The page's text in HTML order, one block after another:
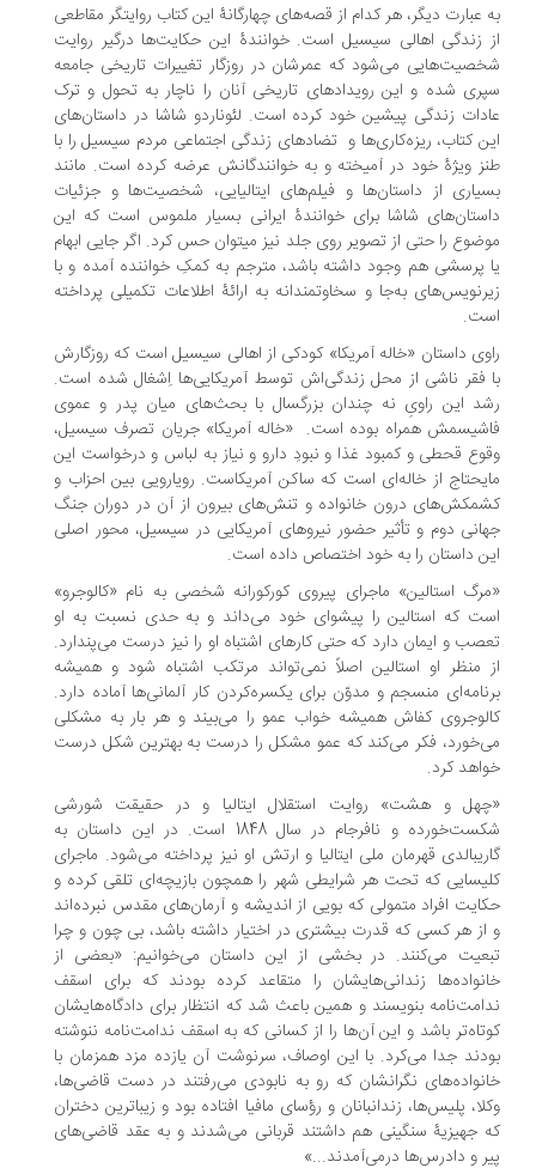
عبارت دیگر، هر کدام از قصه‌های چهارگانۀ این کتاب روایتگر مقاطعی
زندگی اهالی سیسیل است. خوانندۀ این حکایت‌ها درگیر روایت
می‌شود که عمرشان در روزگار تغییرات تاریخی جامعه‌
شده و این رویدادهای تاریخی آنان را ناچار به تحول و ترک
زندگی پیشین خود کرده است. لئوناردو شاشا در داستان‌های
کتاب، ریزه‌کاری‌ها و تضادهای زندگی اجتماعی مردم سیسیل را با
ویژۀ خود در آمیخته و به خوانندگانش عرضه کرده است. مانند
از داستان‌ها و فیلم‌های ایتالیایی، شخصیت‌ها و جزئیات
شاشا برای خوانندۀ ایرانی بسیار ملموس است که این
موضوع را حتی از تصویر روی جلد نیز می‎توان حس کرد. اگر جایی ابهام
پرسشی هم وجود داشته باشد، مترجم به کمکِ خواننده آمده و با
به‌جا و سخاوتمندانه به ارائۀ اطلاعات تکمیلی پرداخته
داستان «خاله آمریکا» کودکی از اهالی سیسیل است که روزگارش
فقر ناشی از محل زندگی‌اش توسط آمریکایی‌ها اِشغال شده است.
این راویِ نه چندان بزرگسال با بحث‌های میان پدر و عموی
همراه بوده است. «خاله آمریکا» جریان تصرف سیسیل،
قحطی و کمبود غذا و نبودِ دارو و نیاز به لباس و درخواست این
از خاله‌ای است که ساکن آمریکاست. رویارویی بین احزاب و
درون خانواده و تنش‌های بیرون از آن در دوران جنگ
دوم و تأثیر حضور نیروهای آمریکایی در سیسیل، محور اصلی
داستان را به خود اختصاص داده است.
استالین» ماجرای پیروی کورکورانه شخصی به نام «کالوجرو»
که استالین را پیشوای خود می‌داند و به حدی نسبت به او
و ایمان دارد که حتی کارهای اشتباه او را نیز درست می‌پندارد.
منظر او استالین اصلاً نمی‌تواند مرتکب اشتباه شود و همیشه
منسجم و مدوّن برای یکسره‌کردن کار آلمانی‌ها آماده دارد.
کفاش همیشه خواب عمو را می‌بیند و هر بار به مشکلی
فکر می‌کند که عمو مشکل را درست به بهترین شکل درست
کرد.
و هشت» روایت استقلال ایتالیا و در حقیقت شورشی
شکست‌خورده و نافرجام در سال 1848 است. در این داستان به
قهرمان ملی ایتالیا و ارتش او نیز پرداخته می‌شود. ماجرای
که تحت هر شرایطی شهر را همچون بازیچه‌ای تلقی کرده و
افراد متمولی که بویی از اندیشه و آرمان‌های مقدس نبرده‌اند
هر کسی که قدرت بیشتری در اختیار داشته باشد، بی چون و چرا
می‌کنند. در بخشی از این داستان می‌خوانیم: «بعضی از
زندانی‌هایشان را متقاعد کرده بودند که برای اسقف
بنویسند و همین باعث شد که انتظار برای دادگاه‌هایشان
باشد و این آن‌ها را از کسانی که به اسقف ندامت‌نامه ننوشته
جدا می‌کرد. با این اوصاف، سرنوشت آن یازده مزد همزمان با
نگرانشان که رو به نابودی می‌رفتند در دست قاضی‌ها،
پلیس‌ها، زندانبانان و رؤسای مافیا افتاده بود و زیباترین دختران
جهیزیۀ سنگینی هم داشتند قربانی می‌شدند و به عقد قاضی‌های
و دادرس‌ها درمی‌آمدند...»